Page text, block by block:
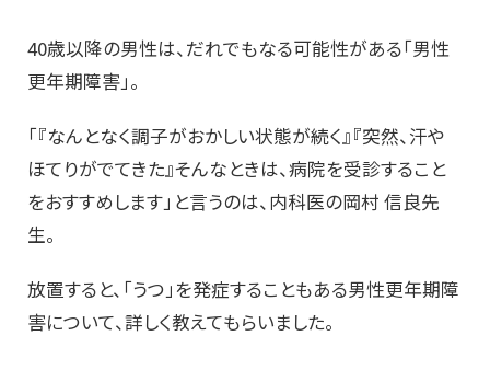
40歳以降の男性は、だれでもなる可能性がある「男性
更年期障害」。
「『なんとなく調子がおかしい状態が続く』『突然、汗や
ほてりがでてきた』そんなときは、病院を受診すること
をおすすめします」と言うのは、内科医の岡村 信良先
生。
放置すると、「うつ」を発症することもある男性更年期障
害について、詳しく教えてもらいました。